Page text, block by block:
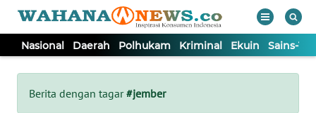
Nasional Daerah Polhukam Kriminal Ekuin Sains-
Berita dengan tagar#jember
Tutup